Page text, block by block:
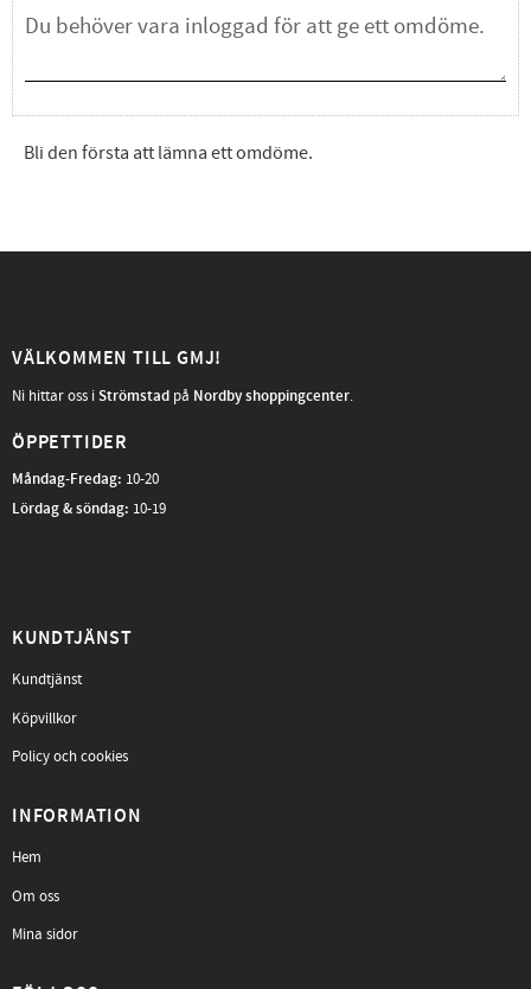
Bli den första att lämna ett omdöme.
VÄLKOMMEN TILL GMJ!
Ni hittar oss iStrömstad på Nordby shoppingcenter.
ÖPPETTIDER
Måndag-Fredag: 10-20
Lördag & söndag: 10-19
KUNDTJÄNST
Kundtjänst
Köpvillkor
Policy och cookies
INFORMATION
Hem
Om oss
Mina sidor